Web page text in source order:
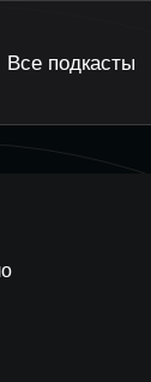
Все подкасты